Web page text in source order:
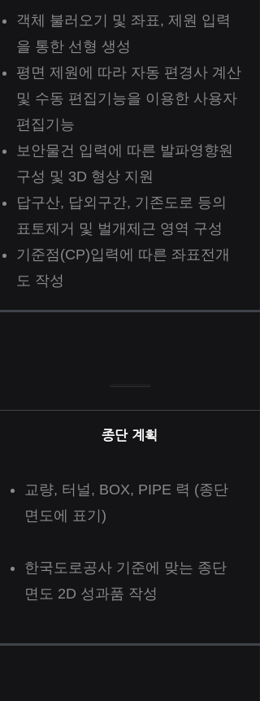
객체 불러오기 및 좌표, 제원 입력
을 통한 선형 생성
평면 제원에 따라 자동 편경사 계산
및 수동 편집기능을 이용한 사용자
편집기능
보안물건 입력에 따른 발파영향원
구성 및 3D 형상 지원
답구산, 답외구간, 기존도로 등의
표토제거 및 벌개제근 영역 구성
​기준점(CP)입력에 따른 좌표전개
도 작성
종단 계획
교량, 터널, BOX, PIPE 력 (종단
면도에 표기)
​한국도로공사 기준에 맞는 종단
면도 2D 성과품 작성